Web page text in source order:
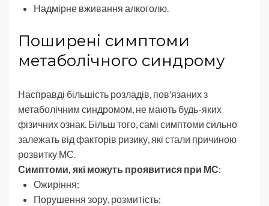
Надмірне вживання алкоголю.
Поширені симптоми
метаболічного синдрому
Насправді більшість розладів, пов’язаних з
метаболічним синдромом, не мають будь-яких
фізичних ознак. Більш того, самі симптоми сильно
залежать від факторів ризику, які стали причиною
розвитку МС.
Симптоми, які можуть проявитися при МС:
Ожиріння;
Порушення зору, розмитість;